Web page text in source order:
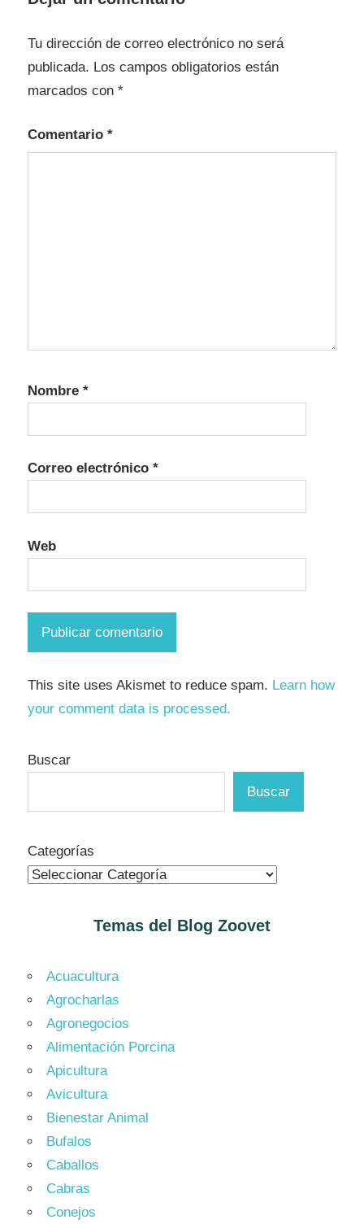
Tu dirección de correo electrónico no será
publicada. Los campos obligatorios están
marcados con *
Comentario *
Nombre *
Correo electrónico *
Web
This site uses Akismet to reduce spam. Learn how
your comment data is processed.
Buscar
Buscar
Categorías
Temas del Blog Zoovet
Acuacultura
Agrocharlas
Agronegocios
Alimentación Porcina
Apicultura
Avicultura
Bienestar Animal
Bufalos
Caballos
Cabras
Conejos